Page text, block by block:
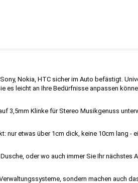
Nokia, HTC sicher im Auto befästigt.
es leicht an Ihre Bedürfnisse anpassen
3,5mm Klinke für Stereo Musikgenuss
nur etwas über 1cm dick, keine 10cm lang -
oder wo auch immer Sie Ihr nächstes
sondern machen auch